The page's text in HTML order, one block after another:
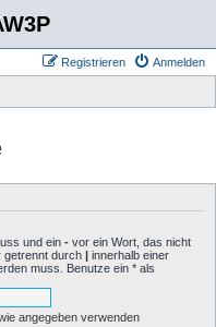
Anmelden
Registrieren
und ein - vor ein Wort, das nicht
getrennt durch | innerhalb einer
muss. Benutze ein * als
angegeben verwenden